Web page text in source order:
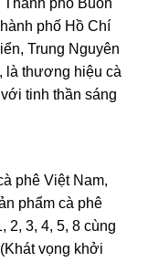
phố Hồ Chí
Trung Nguyên
là thương hiệu cà
tinh thần sáng
phê Việt Nam,
phẩm cà phê
2, 3, 4, 5, 8 cùng
vọng khởi